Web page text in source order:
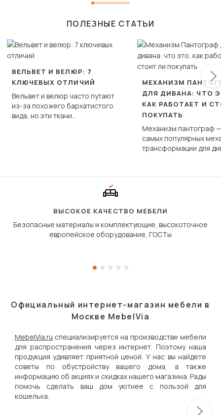
ПОЛЕЗНЫЕ СТАТЬИ
ВЕЛЬВЕТ И ВЕЛЮР: 7
КЛЮЧЕВЫХ ОТЛИЧИЙ
Вельвет и велюр часто путают
из-за похожего бархатистого
вида, но эти ткани
МЕХАНИЗМ
ДЛЯ ДИВАНА: ЧТО
КАК РАБОТАЕТ И
ПОКУПАТЬ
Механизм пантограф
самых популярных
трансформации для
сиденье не
дугообразной
ВЫСОКОЕ КАЧЕСТВО МЕБЕЛИ
Безопасные материалы и комплектующие, высокоточное
европейское оборудование, ГОСТы
Официальный интернет-магазин мебели в
Москве MebelVia
MebelVia.ru специализируется на производстве мебели
для распространения через интернет. Поэтому наша
продукция удивляет приятной ценой. У нас вы найдете
советы по обустройству вашего дома, а также
информацию об акциях и скидках нашего магазина. Рады
помочь сделать ваш дом уютнее с пользой для
кошелька.